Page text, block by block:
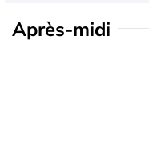
Après-midi